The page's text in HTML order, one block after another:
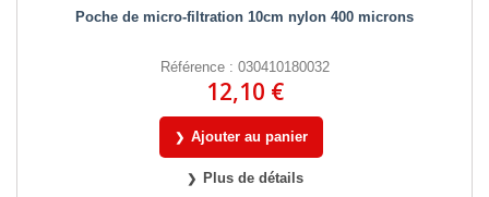
Poche de micro-filtration 10cm nylon 400 microns
Référence : 030410180032
12,10 €
Ajouter au panier
Plus de détails